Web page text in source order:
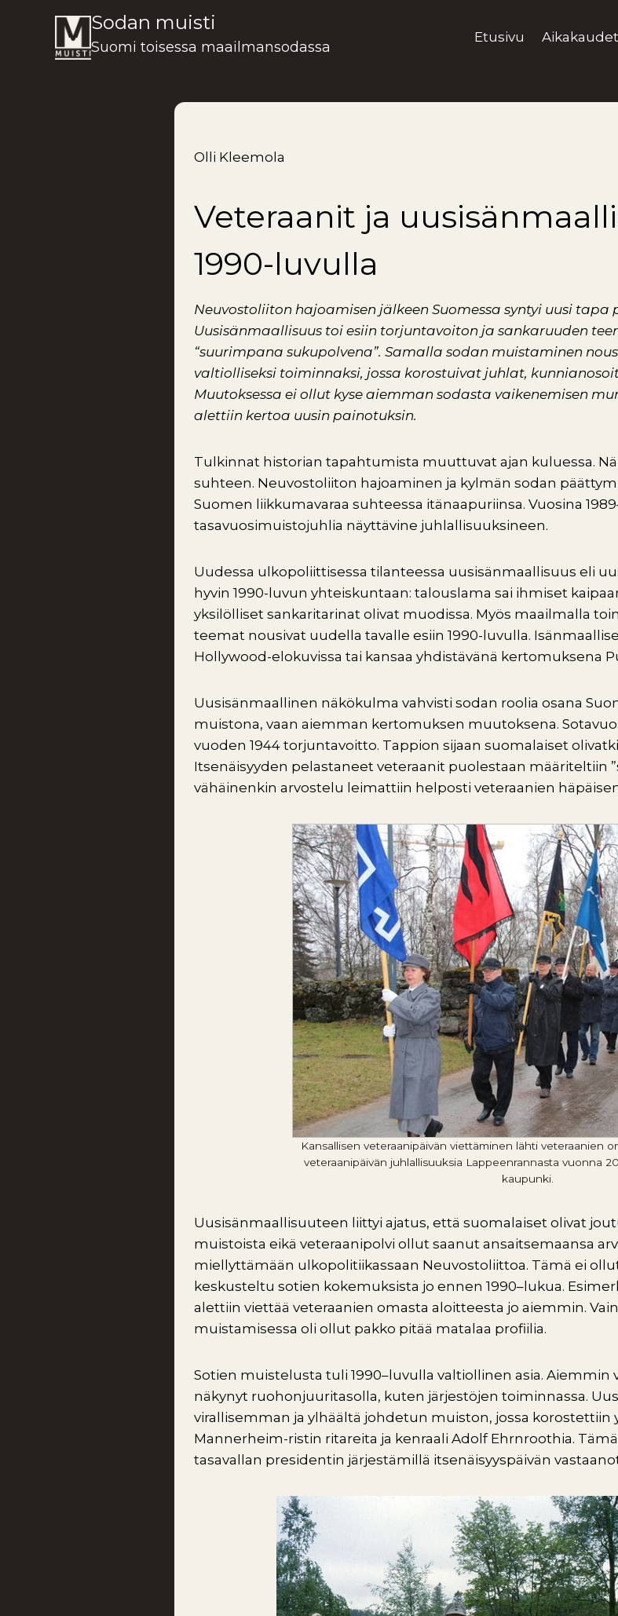
Sodan muisti
Suomi toisessa maailmansodassa
Etusivu Aikakaudet
Olli Kleemola
Veteraanit ja
1990-luvulla
Neuvostoliiton hajoamisen jälkeen Suomessa syntyi uusi
Uusisänmaallisuus toi esiin torjuntavoiton ja sankaruuden
“suurimpana sukupolvena”. Samalla sodan muistaminen
valtiolliseksi toiminnaksi, jossa korostuivat juhlat,
Muutoksessa ei ollut kyse aiemman sodasta vaikenemisen
alettiin kertoa uusin painotuksin.
Tulkinnat historian tapahtumista muuttuvat ajan kuluessa.
suhteen. Neuvostoliiton hajoaminen ja kylmän sodan
Suomen liikkumavaraa suhteessa itänaapuriinsa. Vuosina
tasavuosimuistojuhlia näyttävine juhlallisuuksineen.
Uudessa ulkopoliittisessa tilanteessa uusisänmaallisuus eli
hyvin 1990-luvun yhteiskuntaan: talouslama sai ihmiset
yksilölliset sankaritarinat olivat muodissa. Myös maailmalla
teemat nousivat uudella tavalle esiin 1990-luvulla.
Hollywood-elokuvissa tai kansaa yhdistävänä kertomuksena
Uusisänmaallinen näkökulma vahvisti sodan roolia osana
muistona, vaan aiemman kertomuksen muutoksena.
vuoden 1944 torjuntavoitto. Tappion sijaan suomalaiset
Itsenäisyyden pelastaneet veteraanit puolestaan määriteltiin
vähäinenkin arvostelu leimattiin helposti veteraanien
Kansallisen veteraanipäivän viettäminen lähti veteraanien
veteraanipäivän juhlallisuuksia Lappeenrannasta vuonna
kaupunki.
Uusisänmaallisuuteen liittyi ajatus, että suomalaiset olivat
muistoista eikä veteraanipolvi ollut saanut ansaitsemaansa
miellyttämään ulkopolitiikassaan Neuvostoliittoa. Tämä ei
keskusteltu sotien kokemuksista jo ennen 1990–lukua.
alettiin viettää veteraanien omasta aloitteesta jo aiemmin.
muistamisessa oli ollut pakko pitää matalaa profiilia.
Sotien muistelusta tuli 1990–luvulla valtiollinen asia.
näkynyt ruohonjuuritasolla, kuten järjestöjen toiminnassa.
virallisemman ja ylhäältä johdetun muiston, jossa korostettiin
Mannerheim-ristin ritareita ja kenraali Adolf Ehrnroothia.
tasavallan presidentin järjestämillä itsenäisyyspäivän